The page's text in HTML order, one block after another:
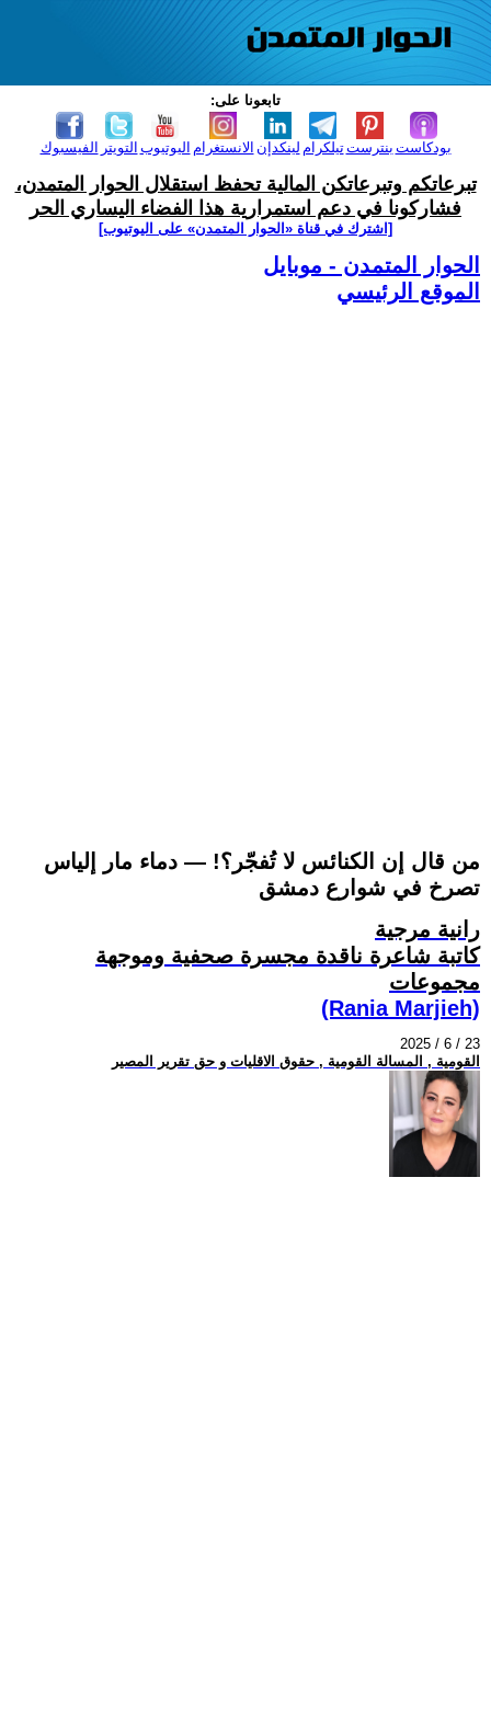
تابعونا على:
الفيسبوك التويتر اليوتيوب الانستغرام لينكدإن تيلكرامبنترست بودكاست
تبرعاتكم وتبرعاتكن المالية تحفظ استقلال الحوار المتمدن،
فشاركونا في دعم استمرارية هذا الفضاء اليساري الحر
[اشترك في قناة ‫«الحوار المتمدن» على اليوتيوب]
الحوار المتمدن - موبايل
الموقع الرئيسي
من قال إن الكنائس لا تُفجّر؟! — دماء مار إلياس
تصرخ في شوارع دمشق
رانية مرجية
كاتبة شاعرة ناقدة مجسرة صحفية وموجهة
مجموعات
(Rania Marjieh)
2025 / 6 / 23
القومية , المسالة القومية , حقوق الاقليات و حق تقرير المصير